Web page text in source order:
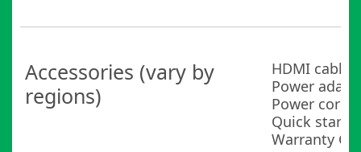
Accessories (vary by
regions)
HDMI cable
Power
Power cord
Quick start
Warranty